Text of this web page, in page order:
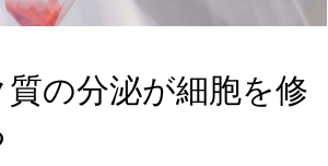
の分泌が細胞を修